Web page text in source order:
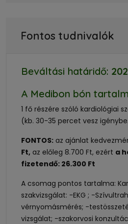
Fontos tudnivalók
Beváltási határidő:
A Medibon bón
1 fő részére szóló kardiológiai
(kb. 30-35 percet vesz
FONTOS: az ajánlat
Ft, az előleg 8.700 Ft, ezért a
fizetendő: 26.300 Ft
A csomag pontos tartalma:
szakvizsgálat: -EKG ; -
vérnyomásmérés; -
vizsgálat; -szakorvosi